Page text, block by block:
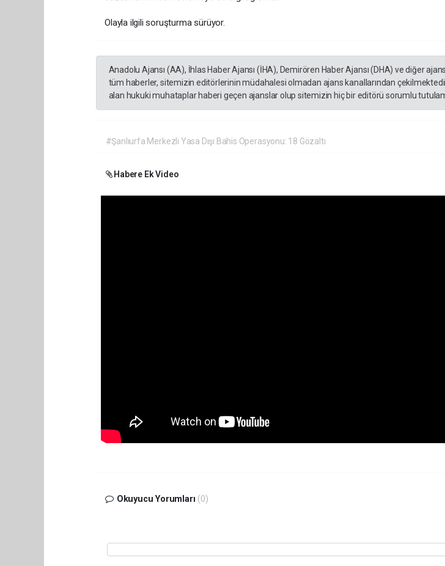
Olayla ilgili soruşturma sürüyor.
Anadolu Ajansı (AA), İhlas Haber Ajansı (İHA), Demirören Haber Ajansı (DHA) ve diğer
tüm haberler, sitemizin editörlerinin müdahalesi olmadan ajans kanallarından
alan hukuki muhataplar haberi geçen ajanslar olup sitemizin hiç bir editörü sorumlu
#Şanlıurfa Merkezli Yasa Dışı Bahis Operasyonu: 18 Gözaltı
Habere Ek Video
Okuyucu Yorumları (0)